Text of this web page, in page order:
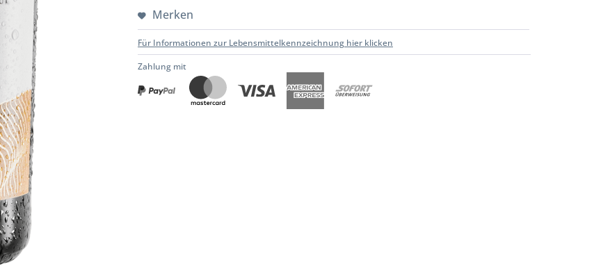
Merken
Für Informationen zur Lebensmittelkennzeichnung hier klicken
Zahlung mit